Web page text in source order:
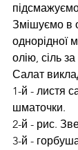
підсмажуємо
Змішуємо в
однорідної
олію, сіль
Салат
1-й - листя
шматочки.
2-й - рис.
3-й -